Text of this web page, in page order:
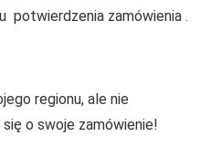
potwierdzenia zamówienia .
regionu, ale nie
o swoje zamówienie!